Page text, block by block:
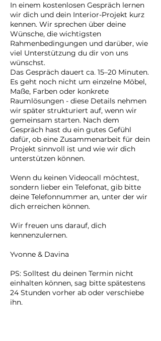
In einem kostenlosen Gespräch lernen
wir dich und dein Interior-Projekt kurz
kennen. Wir sprechen über deine
Wünsche, die wichtigsten
Rahmenbedingungen und darüber, wie
viel Unterstützung du dir von uns
wünschst.
Das Gespräch dauert ca. 15–20 Minuten.
Es geht noch nicht um einzelne Möbel,
Maße, Farben oder konkrete
Raumlösungen - diese Details nehmen
wir später strukturiert auf, wenn wir
gemeinsam starten. Nach dem
Gespräch hast du ein gutes Gefühl
dafür, ob eine Zusammenarbeit für dein
Projekt sinnvoll ist und wie wir dich
unterstützen können.
Wenn du keinen Videocall möchtest,
sondern lieber ein Telefonat, gib bitte
deine Telefonnummer an, unter der wir
dich erreichen können.
Wir freuen uns darauf, dich
kennenzulernen.
Yvonne & Davina
PS: Solltest du deinen Termin nicht
einhalten können, sag bitte spätestens
24 Stunden vorher ab oder verschiebe
ihn.